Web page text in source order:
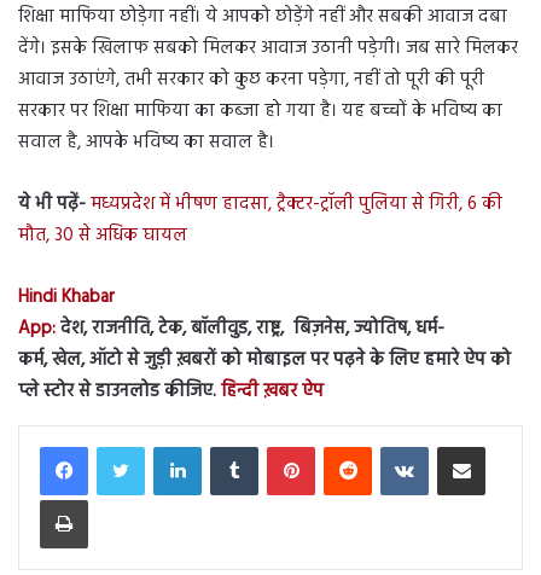
शिक्षा माफिया छोड़ेगा नहीं। ये आपको छोड़ेंगे नहीं और सबकी आवाज दबा
देंगे। इसके खिलाफ सबको मिलकर आवाज उठानी पड़ेगी। जब सारे मिलकर
आवाज उठाएंगे, तभी सरकार को कुछ करना पड़ेगा, नहीं तो पूरी की पूरी
सरकार पर शिक्षा माफिया का कब्जा हो गया है। यह बच्चों के भविष्य का
सवाल है, आपके भविष्य का सवाल है।
ये भी पढ़ें-मध्यप्रदेश में भीषण हादसा, ट्रैक्टर-ट्रॉली पुलिया से गिरी, 6 की
मौत, 30 से अधिक घायल
Hindi Khabar
App:देश, राजनीति, टेक, बॉलीवुड, राष्ट्र, बिज़नेस, ज्योतिष, धर्म-
कर्म, खेल, ऑटो से जुड़ी ख़बरों को मोबाइल पर पढ़ने के लिए हमारे ऐप को
प्ले स्टोर से डाउनलोड कीजिए.हिन्दी ख़बर ऐप
LinkedInTumblr PinterestReddit VKontakteShare via Email
Print